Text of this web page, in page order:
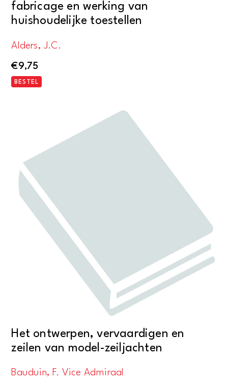
fabricage en werking van
huishoudelijke toestellen
Alders, J.C.
€9,75
BESTEL
Het ontwerpen, vervaardigen en
zeilen van model-zeiljachten
Bauduin, F. Vice Admiraal